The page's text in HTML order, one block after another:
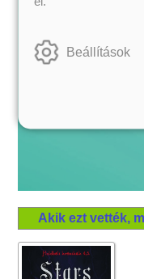
Akik ezt vették,
Beállítások